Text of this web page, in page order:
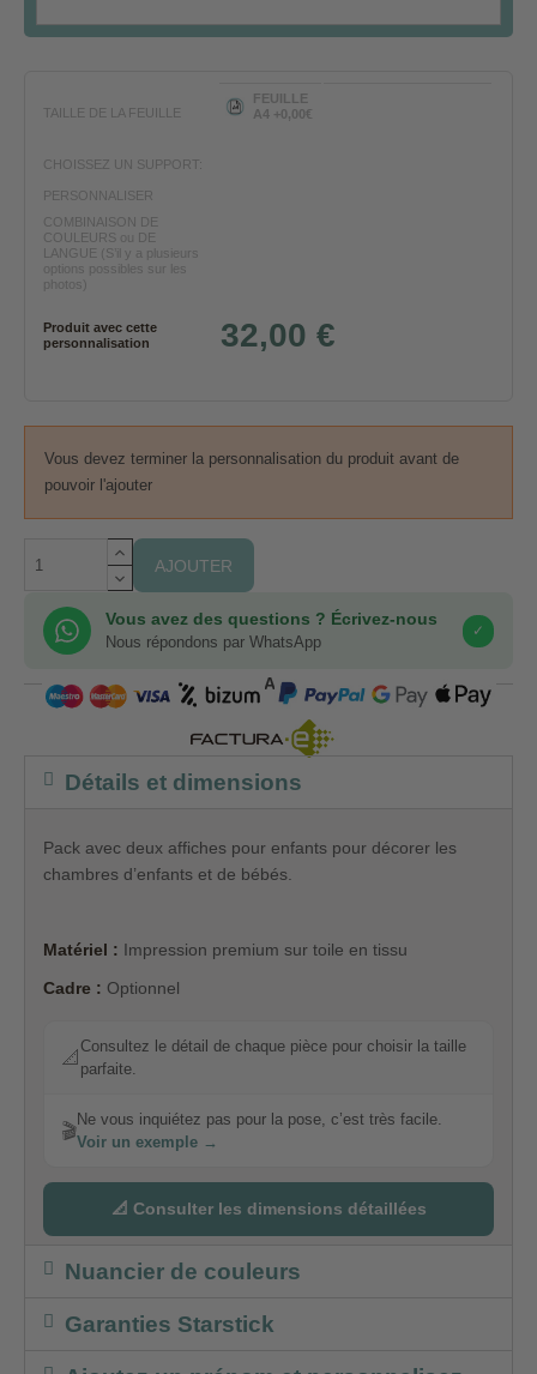
TAILLE DE LA FEUILLE
FEUILLE
A4 +0,00€
CHOISSEZ UN SUPPORT:
PERSONNALISER
COMBINAISON DE
COULEURS ou DE
LANGUE (S’il y a plusieurs
options possibles sur les
photos)
Produit avec cette
personnalisation
32,00 €
Vous devez terminer la personnalisation du produit avant de
pouvoir l'ajouter
AJOUTER
Vous avez des questions ? Écrivez-nous
Nous répondons par WhatsApp
✓
COMPRA SEGURA
Détails et dimensions
Pack avec deux affiches pour enfants pour décorer les
chambres d’enfants et de bébés.
Matériel : Impression premium sur toile en tissu
Cadre : Optionnel
📐
Consultez le détail de chaque pièce pour choisir la taille
parfaite.
🎬
Ne vous inquiétez pas pour la pose, c’est très facile.
Voir un exemple →
📐 Consulter les dimensions détaillées
Nuancier de couleurs
Garanties Starstick